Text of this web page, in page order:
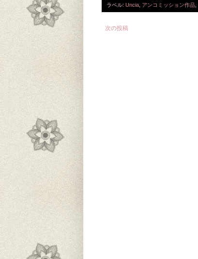
ラベル: Uncia アンコミッション作品
次の投稿